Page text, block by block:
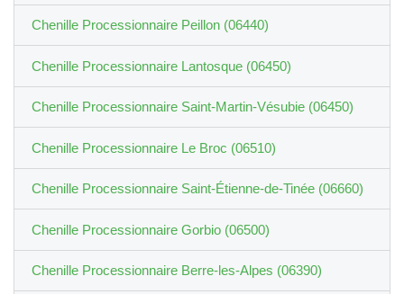
Chenille Processionnaire Peillon (06440)
Chenille Processionnaire Lantosque (06450)
Chenille Processionnaire Saint-Martin-Vésubie (06450)
Chenille Processionnaire Le Broc (06510)
Chenille Processionnaire Saint-Étienne-de-Tinée (06660)
Chenille Processionnaire Gorbio (06500)
Chenille Processionnaire Berre-les-Alpes (06390)